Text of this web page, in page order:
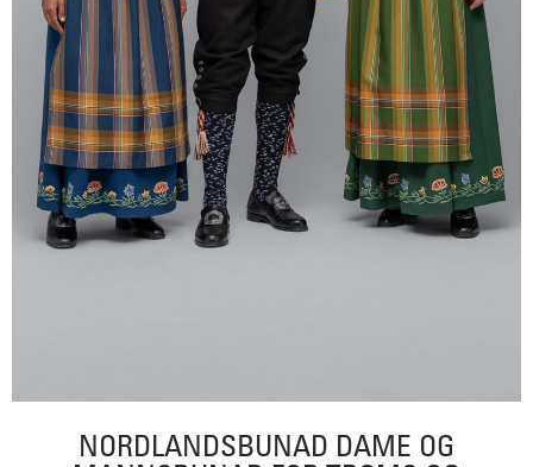
NORDLANDSBUNAD DAME OG